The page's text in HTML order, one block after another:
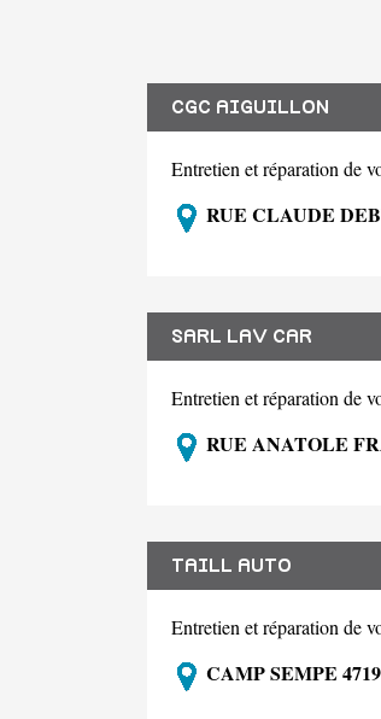
CGC AIGUILLON
Entretien et réparation de
RUE CLAUDE
SARL LAV CAR
Entretien et réparation de
RUE ANATOLE
TAILL AUTO
Entretien et réparation de
CAMP SEMPE